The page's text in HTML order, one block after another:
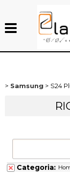
Samsung S24
Categoria: